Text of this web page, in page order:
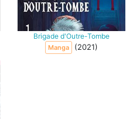
Brigade d'Outre-Tombe
Manga (2021)